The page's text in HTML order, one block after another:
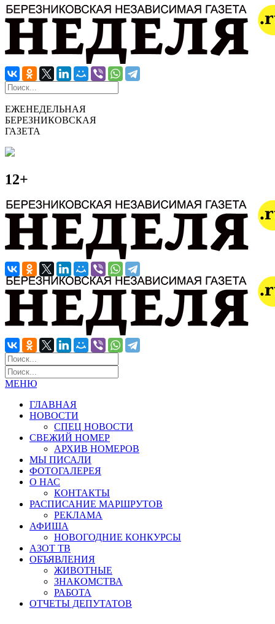
ЕЖЕНЕДЕЛЬНАЯ
БЕРЕЗНИКОВСКАЯ
ГАЗЕТА
12+
МЕНЮ
ГЛАВНАЯ
НОВОСТИ
СПЕЦ НОВОСТИ
СВЕЖИЙ НОМЕР
АРХИВ НОМЕРОВ
МЫ ПИСАЛИ
ФОТОГАЛЕРЕЯ
О НАС
КОНТАКТЫ
РАСПИСАНИЕ МАРШРУТОВ
РЕКЛАМА
АФИША
НОВОГОДНИЕ КОНКУРСЫ
АЗОТ ТВ
ОБЪЯВЛЕНИЯ
ЖИВОТНЫЕ
ЗНАКОМСТВА
РАБОТА
ОТЧЕТЫ ДЕПУТАТОВ